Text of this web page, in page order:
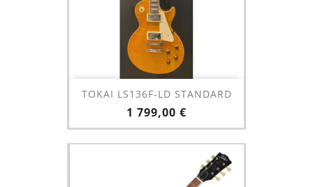
TOKAI LS136F-LD STANDARD
Prix
1 799,00 €